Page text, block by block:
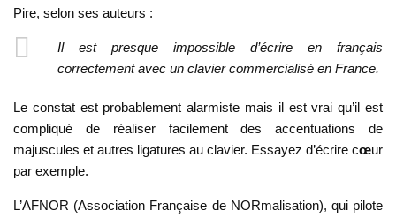
Pire, selon ses auteurs :
Il est presque impossible d’écrire en français
correctement avec un clavier commercialisé en France.
Le constat est probablement alarmiste mais il est vrai qu’il est
compliqué de réaliser facilement des accentuations de
majuscules et autres ligatures au clavier. Essayez d’écrire cœur
par exemple.
L’AFNOR (Association Française de NORmalisation), qui pilote